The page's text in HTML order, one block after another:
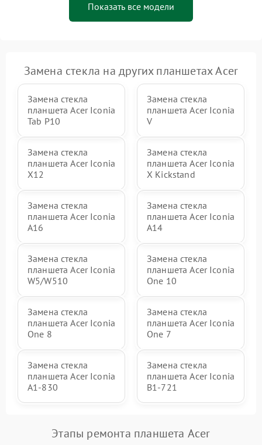
Показать все модели
Замена стекла на других планшетах Acer
Замена стекла
планшета Acer Iconia
Tab P10
Замена стекла
планшета Acer Iconia
V
Замена стекла
планшета Acer Iconia
X12
Замена стекла
планшета Acer Iconia
X Kickstand
Замена стекла
планшета Acer Iconia
A16
Замена стекла
планшета Acer Iconia
A14
Замена стекла
планшета Acer Iconia
W5/W510
Замена стекла
планшета Acer Iconia
One 10
Замена стекла
планшета Acer Iconia
One 8
Замена стекла
планшета Acer Iconia
One 7
Замена стекла
планшета Acer Iconia
A1‑830
Замена стекла
планшета Acer Iconia
B1‑721
Этапы ремонта планшета Acer